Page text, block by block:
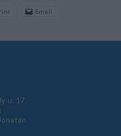
Email
u. 17.